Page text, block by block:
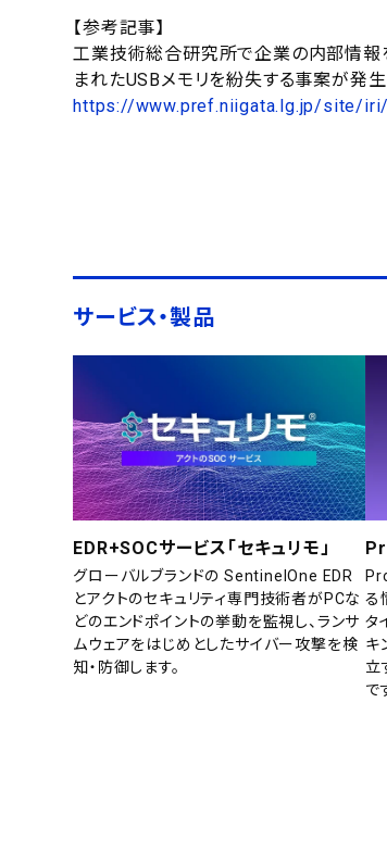
【参考記事】
工業技術総合研究所で企業の内部情報
まれたUSBメモリを紛失する事案が発生
https://www.pref.niigata.lg.jp/site/iri/
サービス・製品
EDR+SOCサービス「セキュリモ」
グローバルブランドの SentinelOne EDR
とアクトのセキュリティ専門技術者がPCな
どのエンドポイントの挙動を監視し、ランサ
ムウェアをはじめとしたサイバー攻撃を検
知・防御します。
る
タ
キ
立
で